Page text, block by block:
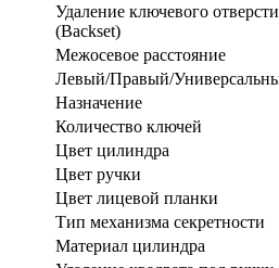
Удаление ключевого
(Backset)
Межосевое расстояние
Левый/Правый/
Назначение
Количество ключей
Цвет цилиндра
Цвет ручки
Цвет лицевой планки
Тип механизма секретности
Материал цилиндра